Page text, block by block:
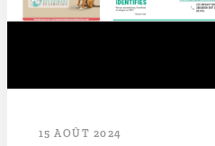
15 AOÛT 2024